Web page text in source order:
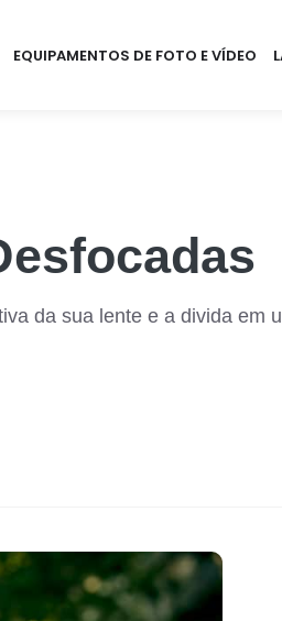
EQUIPAMENTOS DE FOTO E VÍDEO
da sua lente e a divida em